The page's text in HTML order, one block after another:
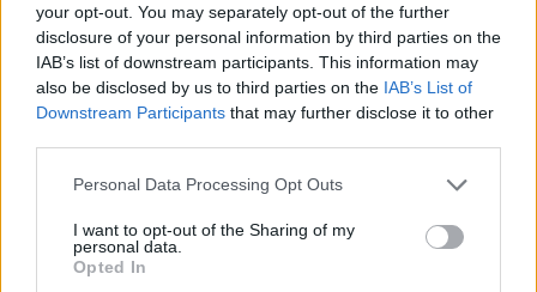
your opt-out. You may separately opt-out of the further
disclosure of your personal information by third parties on the
IAB’s list of downstream participants. This information may
also be disclosed by us to third parties on the IAB’s List of
Downstream Participants that may further disclose it to other
Please note that this website/app uses one or more Google
not limited to your visit or usage behaviour. You may click to
grant or deny consent to Google and its third-party tags to
use your data for below specified purposes in below Google
Personal Data Processing Opt Outs
I want to opt-out of the Sharing of my
personal data.
Opted In
Σημειώνεται πως ο πατέρας της, Τζον Άντονι
Άνιστον, γεννήθηκε στην Κρήτη το 1933 από τη
Στέλλα Τζόαν και τον Αντώνιο Αναστασάκη, ενώ
όταν έφτασαν εκεί, ο πατέρας του άλλαξε το όνομα
της οικογένειας και εγκαταστάθηκαν στην
Πενσιλβάνια, όπου είχαν εστιατόριο. Ο Τζον Άντονι